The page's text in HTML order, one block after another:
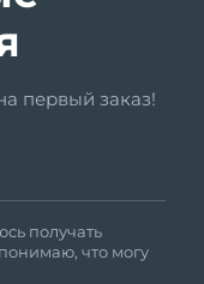
первый заказ!
получать
что могу